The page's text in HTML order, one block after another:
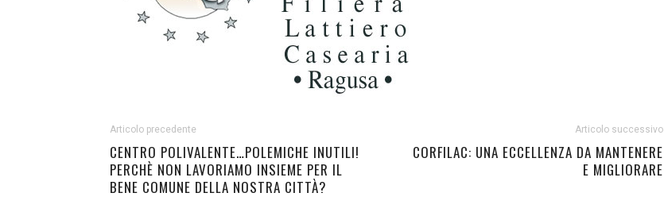
Articolo precedente
CENTRO POLIVALENTE…POLEMICHE INUTILI!
PERCHÈ NON LAVORIAMO INSIEME PER IL
BENE COMUNE DELLA NOSTRA CITTÀ?
Articolo successivo
CORFILAC: UNA ECCELLENZA DA MANTENERE
E MIGLIORARE